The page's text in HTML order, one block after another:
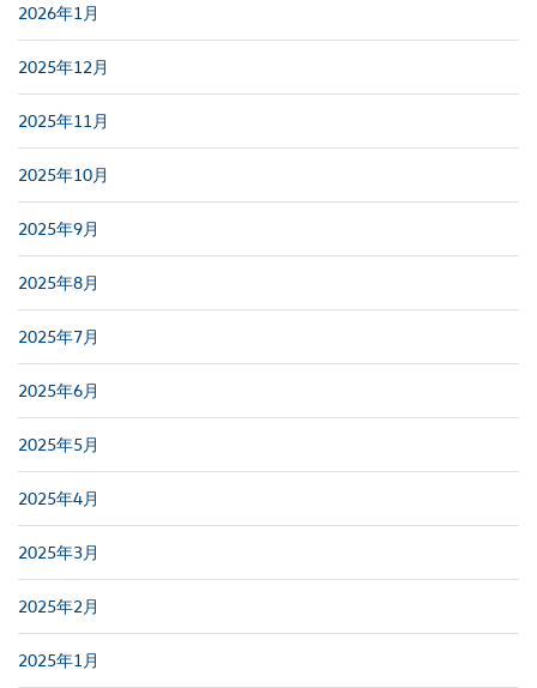
2026年1月
2025年12月
2025年11月
2025年10月
2025年9月
2025年8月
2025年7月
2025年6月
2025年5月
2025年4月
2025年3月
2025年2月
2025年1月